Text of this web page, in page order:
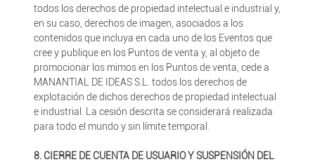
todos los derechos de propiedad intelectual e industrial y,
en su caso, derechos de imagen, asociados a los
contenidos que incluya en cada uno de los Eventos que
cree y publique en los Puntos de venta y, al objeto de
promocionar los mimos en los Puntos de venta, cede a
MANANTIAL DE IDEAS S.L. todos los derechos de
explotación de dichos derechos de propiedad intelectual
e industrial. La cesión descrita se considerará realizada
para todo el mundo y sin límite temporal.
8. CIERRE DE CUENTA DE USUARIO Y SUSPENSIÓN DEL